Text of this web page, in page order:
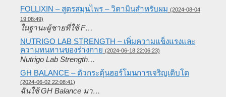
FOLLIXIN – สูตรสมุนไพร – วิตามินสำหรับผม (2024-08-04
19:08:49)
ในฐานะผู้ชายที่ใช้ F…
NUTRIGO LAB STRENGTH – เพิ่มความแข็งแรงและ
ความทนทานของร่างกาย (2024-06-18 22:06:23)
Nutrigo Lab Strength…
GH BALANCE – ตัวกระตุ้นฮอร์โมนการเจริญเติบโต
(2024-06-02 22:08:41)
ฉันใช้ GH Balance มา…